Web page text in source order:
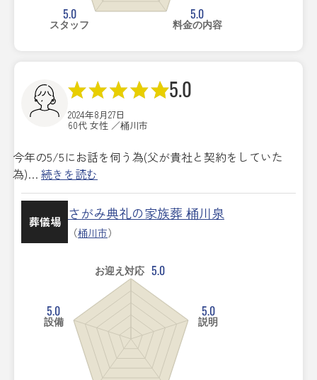
5.0
料金の内容
5.0
スタッフ
5.0
2024年8月27日
60代 女性 ／桶川市
今年の5/5にお話を伺う為(父が貴社と契約をしていた
為)… 続きを読む
葬儀場 さがみ典礼の家族葬 桶川泉
（桶川市）
お迎え対応 5.0
5.0
説明
5.0
設備